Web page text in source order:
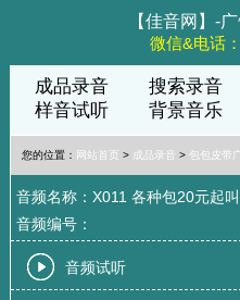
【佳音网】-
微信&电话
成品录音 搜索录音
样音试听
背景音乐
您的位置： 网站首页 > 成品录音 >包包皮带
音频名称：X011 各种包20元起
音频编号：
音频试听